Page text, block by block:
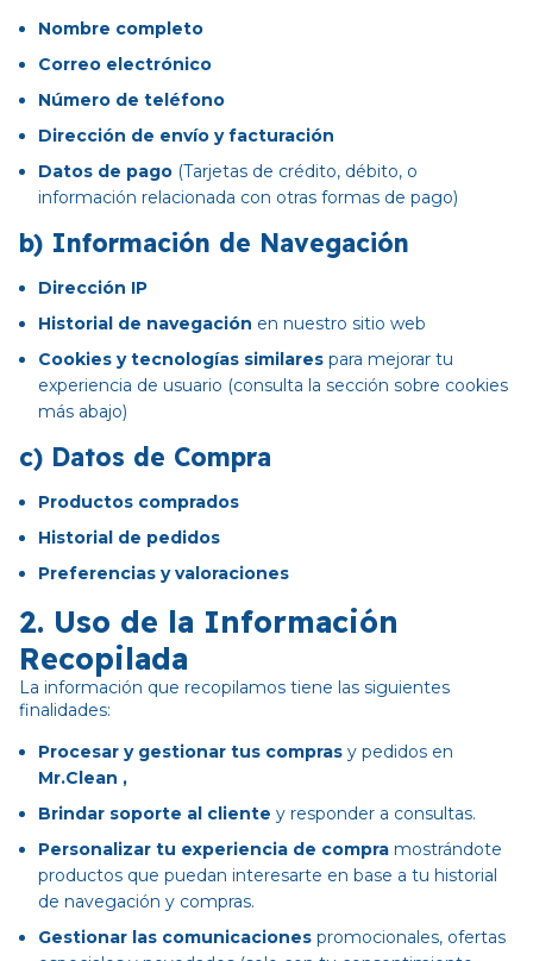
Nombre completo
Correo electrónico
Número de teléfono
Dirección de envío y facturación
Datos de pago (Tarjetas de crédito, débito, o
información relacionada con otras formas de pago)
b) Información de Navegación
Dirección IP
Historial de navegación en nuestro sitio web
Cookies y tecnologías similares para mejorar tu
experiencia de usuario (consulta la sección sobre cookies
más abajo)
c) Datos de Compra
Productos comprados
Historial de pedidos
Preferencias y valoraciones
2. Uso de la Información
Recopilada
La información que recopilamos tiene las siguientes
finalidades:
Procesar y gestionar tus compras y pedidos en
Mr.Clean ,
Brindar soporte al cliente y responder a consultas.
Personalizar tu experiencia de compra mostrándote
productos que puedan interesarte en base a tu historial
de navegación y compras.
Gestionar las comunicaciones promocionales, ofertas